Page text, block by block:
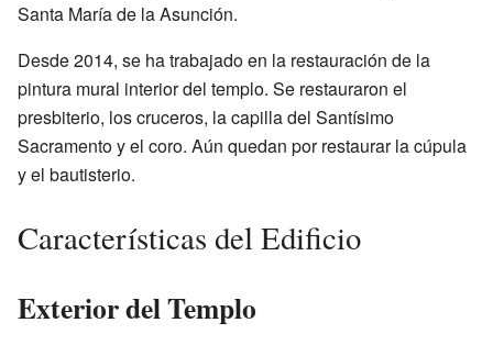
Santa María de la Asunción.
Desde 2014, se ha trabajado en la restauración de la
pintura mural interior del templo. Se restauraron el
presbiterio, los cruceros, la capilla del Santísimo
Sacramento y el coro. Aún quedan por restaurar la cúpula
y el bautisterio.
Características del Edificio
Exterior del Templo